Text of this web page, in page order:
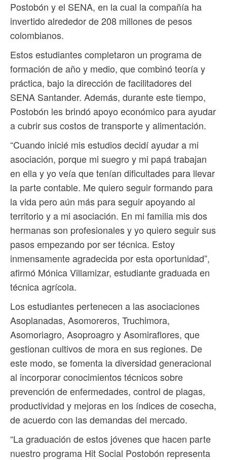
Postobón y el SENA, en la cual la compañía ha
invertido alrededor de 208 millones de pesos
colombianos.
Estos estudiantes completaron un programa de
formación de año y medio, que combinó teoría y
práctica, bajo la dirección de facilitadores del
SENA Santander. Además, durante este tiempo,
Postobón les brindó apoyo económico para ayudar
a cubrir sus costos de transporte y alimentación.
“Cuando inicié mis estudios decidí ayudar a mi
asociación, porque mi suegro y mi papá trabajan
en ella y yo veía que tenían dificultades para llevar
la parte contable. Me quiero seguir formando para
la vida pero aún más para seguir apoyando al
territorio y a mi asociación. En mi familia mis dos
hermanas son profesionales y yo quiero seguir sus
pasos empezando por ser técnica. Estoy
inmensamente agradecida por esta oportunidad”,
afirmó Mónica Villamizar, estudiante graduada en
técnica agrícola.
Los estudiantes pertenecen a las asociaciones
Asoplanadas, Asomoreros, Truchimora,
Asomoriagro, Asoproagro y Asomiraflores, que
gestionan cultivos de mora en sus regiones. De
este modo, se fomenta la diversidad generacional
al incorporar conocimientos técnicos sobre
prevención de enfermedades, control de plagas,
productividad y mejoras en los índices de cosecha,
de acuerdo con las demandas del mercado.
“La graduación de estos jóvenes que hacen parte
nuestro programa Hit Social Postobón representa